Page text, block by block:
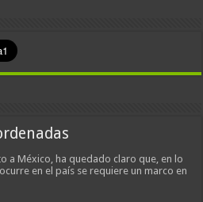
a México, ha quedado claro que, en lo
en el país se requiere un marco en